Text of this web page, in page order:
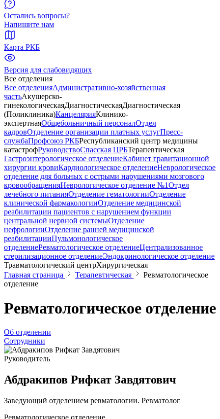
Остались вопросы?
Напишите нам
Карта РКБ
Версия для слабовидящих
Все отделения
Все отделенияАдминистративно-хозяйственная
частьАкушерско-
гинекологическаяДиагностическаяДиагностическая
(Поликлиника)КанцелярияКлинико-
экспертнаяОбщебольничный персоналОтдел
кадровОтделение организации платных услугПресс-
службаПрофсоюз РКБРеспубликанский центр медицины
катастрофРуководствоСпасская ЦРБТерапевтическая
Гастроэнтерологическое отделениеКабинет гравитационной
хирургии кровиКардиологическое отделениеНеврологическое
отделение для больных с острыми нарушениями мозгового
кровообращенияНеврологическое отделение №1Отдел
лечебного питанияОтделение гематологииОтделение
клинической фармакологииОтделение медицинской
реабилитации пациентов с нарушением функции
центральной нервной системыОтделение
нефрологииОтделение ранней медицинской
реабилитацииПульмонологическое
отделениеРевматологическое отделениеЦентрализованное
стерилизационное отделениеЭндокринологическое отделение
Травматологический центрХирургическая
Главная страница
Терапевтическая
Ревматологическое
отделение
Ревматологическое отделение
Об отделении
Сотрудники
Руководитель
Абдракипов Рифкат Завдятович
Заведующий отделением ревматологии. Ревматолог
Ревматологическое отделение